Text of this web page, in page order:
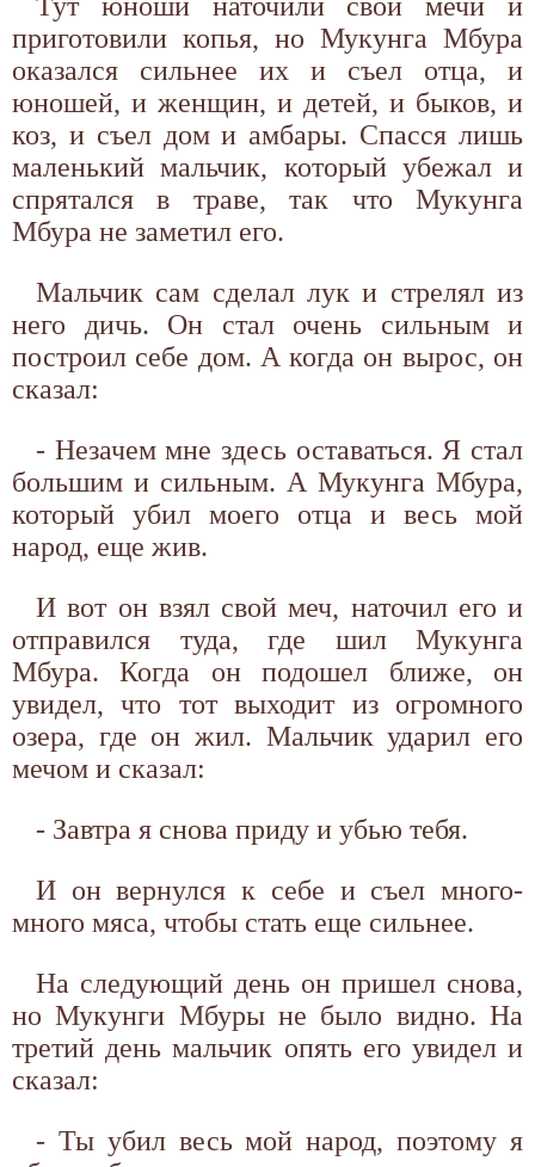
приготовили копья, но Мукунга Мбура
оказался сильнее их и съел отца, и
юношей, и женщин, и детей, и быков, и
коз, и съел дом и амбары. Спасся лишь
маленький мальчик, который убежал и
спрятался в траве, так что Мукунга
Мбура не заметил его.
Мальчик сам сделал лук и стрелял из
него дичь. Он стал очень сильным и
построил себе дом. А когда он вырос, он
сказал:
- Незачем мне здесь оставаться. Я стал
большим и сильным. А Мукунга Мбура,
который убил моего отца и весь мой
народ, еще жив.
И вот он взял свой меч, наточил его и
отправился туда, где шил Мукунга
Мбура. Когда он подошел ближе, он
увидел, что тот выходит из огромного
озера, где он жил. Мальчик ударил его
мечом и сказал:
- Завтра я снова приду и убью тебя.
И он вернулся к себе и съел много-
много мяса, чтобы стать еще сильнее.
На следующий день он пришел снова,
но Мукунги Мбуры не было видно. На
третий день мальчик опять его увидел и
сказал:
- Ты убил весь мой народ, поэтому я